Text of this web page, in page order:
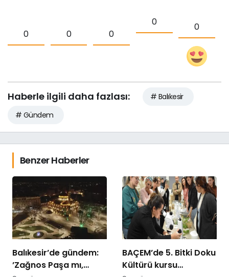
0 0 0
0 0
Haberle ilgili daha fazlası:
# Balıkesir
# Gündem
Benzer Haberler
Balıkesir’de gündem:
’Zağnos Paşa mı,
BAÇEM’de 5. Bitki Doku
Kültürü kursu